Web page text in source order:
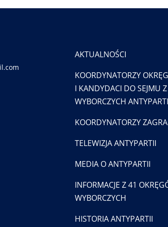
AKTUALNOŚCI
KOORDYNATORZY
I KANDYDACI DO SEJMU
WYBORCZYCH
KOORDYNATORZY
TELEWIZJA ANTYPARTII
MEDIA O ANTYPARTII
INFORMACJE Z 41
WYBORCZYCH
HISTORIA ANTYPARTII